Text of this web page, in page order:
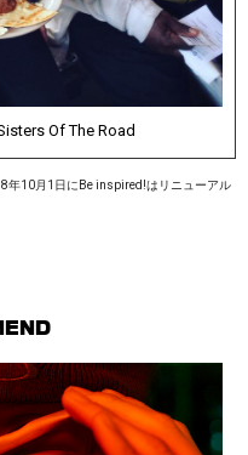
Of The Road
年10月1日にBe inspired!はリニューアル